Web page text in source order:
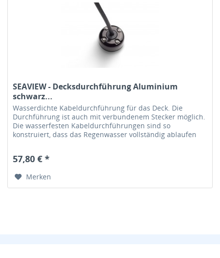
SEAVIEW - Decksdurchführung Aluminium
schwarz...
Wasserdichte Kabeldurchführung für das Deck. Die
Durchführung ist auch mit verbundenem Stecker möglich.
Die wasserfesten Kabeldurchführungen sind so
konstruiert, dass das Regenwasser vollständig ablaufen
57,80 € *
Merken